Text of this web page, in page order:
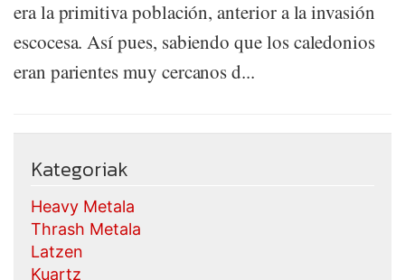
era la primitiva población, anterior a la invasión
escocesa. Así pues, sabiendo que los caledonios
eran parientes muy cercanos d...
Kategoriak
Heavy Metala
Thrash Metala
Latzen
Kuartz